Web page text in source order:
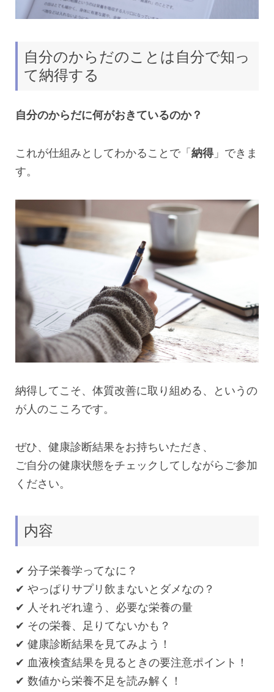
自分のからだのことは自分で知っ
て納得する
自分のからだに何がおきているのか？
これが仕組みとしてわかることで「納得」できま
す。
納得してこそ、体質改善に取り組める、というの
が人のこころです。
ぜひ、健康診断結果をお持ちいただき、
ご自分の健康状態をチェックしてしながらご参加
ください。
内容
✔︎ 分子栄養学ってなに？
✔︎ やっぱりサプリ飲まないとダメなの？
✔︎ 人それぞれ違う、必要な栄養の量
✔︎ その栄養、足りてないかも？
✔︎ 健康診断結果を見てみよう！
✔︎ 血液検査結果を見るときの要注意ポイント！
✔︎ 数値から栄養不足を読み解く！